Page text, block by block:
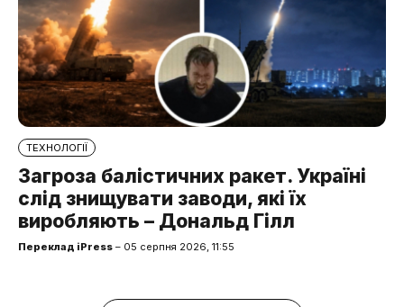
ТЕХНОЛОГІЇ
Загроза балістичних ракет. Україні
слід знищувати заводи, які їх
виробляють – Дональд Гілл
Переклад iPress – 05 серпня 2026, 11:55